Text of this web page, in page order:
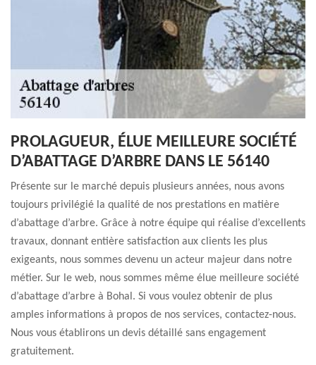
PROLAGUEUR, ÉLUE MEILLEURE SOCIÉTÉ
D’ABATTAGE D’ARBRE DANS LE 56140
Présente sur le marché depuis plusieurs années, nous avons
toujours privilégié la qualité de nos prestations en matière
d’abattage d’arbre. Grâce à notre équipe qui réalise d’excellents
travaux, donnant entière satisfaction aux clients les plus
exigeants, nous sommes devenu un acteur majeur dans notre
métier. Sur le web, nous sommes même élue meilleure société
d’abattage d’arbre à Bohal. Si vous voulez obtenir de plus
amples informations à propos de nos services, contactez-nous.
Nous vous établirons un devis détaillé sans engagement
gratuitement.